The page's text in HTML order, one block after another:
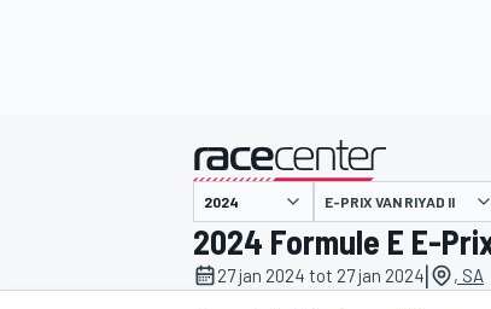
gepresenteerd
E-PRIX VAN RIYAD II
2024 Formule E E-
27 jan 2024 tot 27 jan 2024| , SA